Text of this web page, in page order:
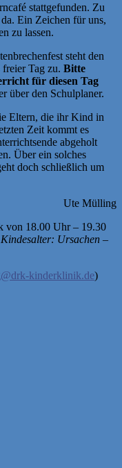
stattgefunden. Zu
Ein Zeichen für uns,
zu lassen.
steht den
Tag zu. Bitte
für diesen Tag
über den Schulplaner.
Eltern, die ihr Kind in
Zeit kommt es
abgeholt
Über ein solches
doch schließlich um
Ute Mülling
18.00 Uhr – 19.30
Kindesalter: Ursachen –
kinderklinik.de)